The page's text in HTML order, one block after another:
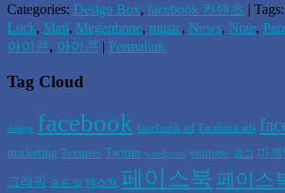
Categories: Design Box, facebook 컨텐츠 | Tags:
Lock, Mail, Megaphone, music, News, Note,
아이콘, 아이콘 | Permalink
Tag Cloud
design facebook facebook ad Facebook ads
marketing Textures Twitter wordpress youtube 광고 마케
그래픽 좋은 말 텍스쳐 페이스북 페이스